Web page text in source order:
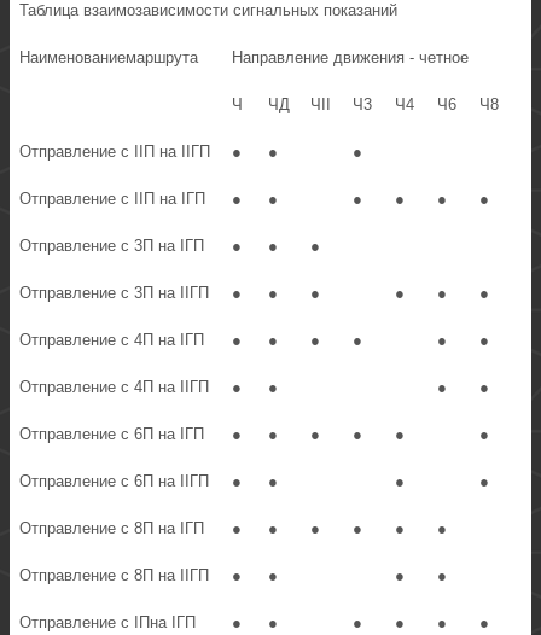
Таблица взаимозависимости сигнальных показаний
Наименованиемаршрута Направление движения - четное
Ч ЧД ЧII Ч3 Ч4 Ч6 Ч8
Отправление с IIП на IIГП ● ● ●
Отправление с IIП на IГП ● ● ● ● ● ●
Отправление с 3П на IГП ● ● ●
Отправление с 3П на IIГП ● ● ● ● ● ●
Отправление с 4П на IГП ● ● ● ● ● ●
Отправление с 4П на IIГП ● ● ● ●
Отправление с 6П на IГП ● ● ● ● ● ●
Отправление с 6П на IIГП ● ● ● ●
Отправление с 8П на IГП ● ● ● ● ● ●
Отправление с 8П на IIГП ● ● ● ●
Отправление с IПна IГП
● ● ● ● ● ●